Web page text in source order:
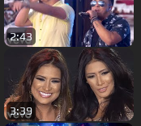
2:43
3:39